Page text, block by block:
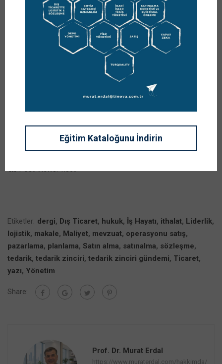
Anahtar Sözcükler: Tedarik Zinciri Gündemi, Satınalma,
tedarik, satın alma, tedarik zinciri, dergi, makale, yazı,
sözleşme, hukuk, mevzuat, dış ticaret, ithalat, operasyonu
Post Views:1.369
Etiketler: dergi, Dış Ticaret, hukuk, İş Hayatı, ithalat, Liderlik,
lojistik, makale, Maliyet, mevzuat, operasyonu satış,
pazarlama, planlama, Satın alma, satınalma, sözleşme,
tedarik, tedarik zinciri, tedarik zinciri gündemi, Ticaret,
yazı, Yönetim
Share:
Prof. Dr. Murat Erdal
https://www.muraterdal.com/hakkimda/
Eğitim Kataloğunu İndirin